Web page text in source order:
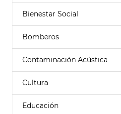
Bienestar Social
Bomberos
Contaminación Acústica
Cultura
Educación